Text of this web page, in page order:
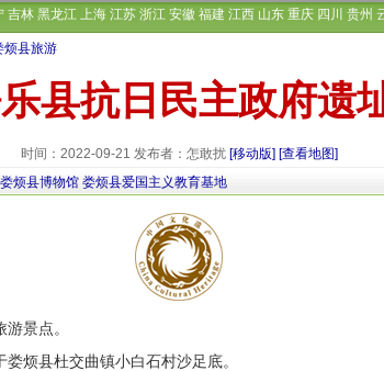
吉林 黑龙江 上海 江苏 浙江 安徽 福建 江西 山东 重庆 四川 贵州
烦县旅游
县抗日民主政府遗
时间：2022-09-21 发布者：怎敢扰 [移动版] [查看地图]
娄烦县博物馆 娄烦县爱国主义教育基地
景点。
县杜交曲镇小白石村沙足底。